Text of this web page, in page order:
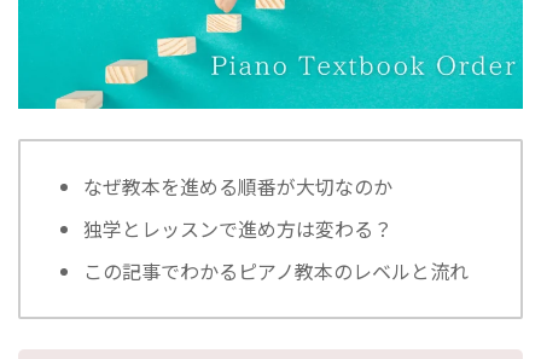
なぜ教本を進める順番が大切なのか
独学とレッスンで進め方は変わる？
この記事でわかるピアノ教本のレベルと流れ